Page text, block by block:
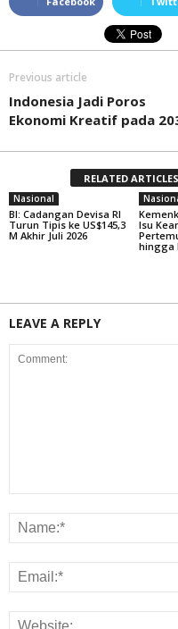
Previous article
Indonesia Jadi Poros
Ekonomi Kreatif pada
RELATED ARTICLES
Nasional
BI: Cadangan Devisa RI
Turun Tipis ke US$145,3
M Akhir Juli 2026
Isu
hingga
LEAVE A REPLY